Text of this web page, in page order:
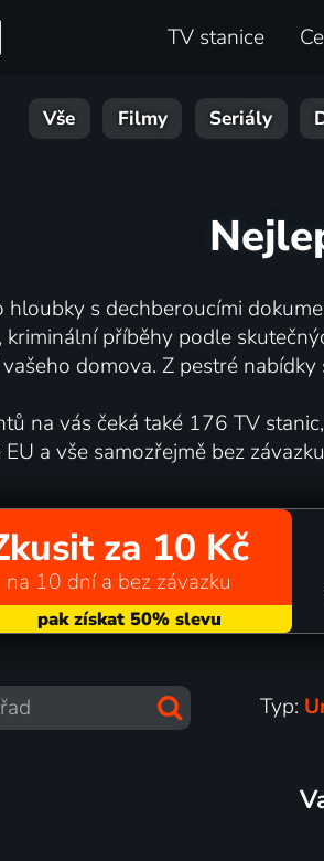
TV stanice
Vše Filmy Seriály
hloubky s dechberoucími
kriminální příběhy podle
domova. Z pestré nabídky
na vás čeká také 176 TV
a vše samozřejmě bez
za 10 Kč
na 10 dní a bez závazku
Typ: